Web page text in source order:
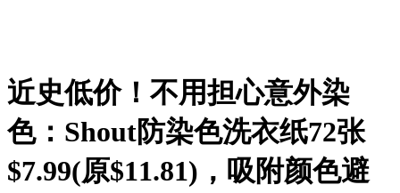
近史低价！不用担心意外染
色：Shout防染色洗衣纸72张
$7.99(原$11.81)，吸附颜色避